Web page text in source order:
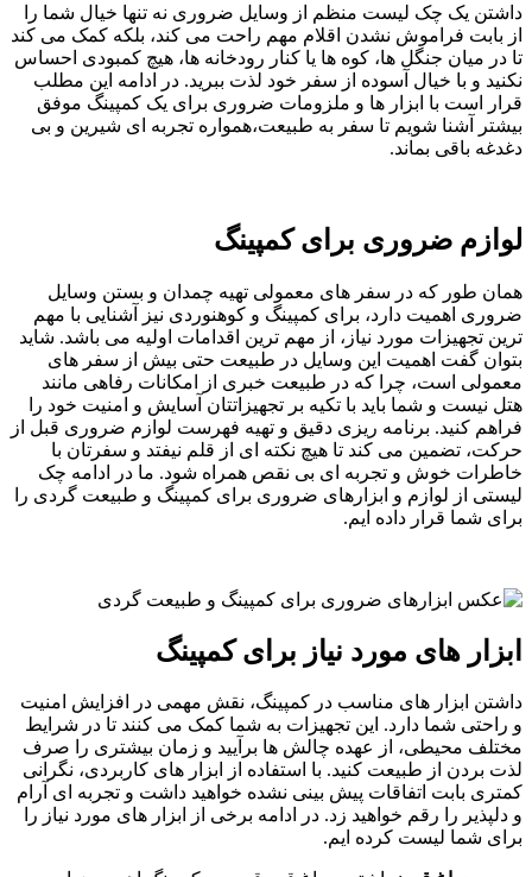
داشتن یک چک ‌لیست منظم از وسایل ضروری نه تنها خیال شما را
از بابت فراموش نشدن اقلام مهم راحت می‌ کند، بلکه کمک می‌ کند
تا در میان جنگل ‌ها، کوه‌ ها یا کنار رودخانه ‌ها، هیچ کمبودی احساس
نکنید و با خیال آسوده از سفر خود لذت ببرید. در ادامه این مطلب
قرار است با ابزار ها و ملزومات ضروری برای یک کمپینگ موفق
بیشتر آشنا شویم تا سفر به طبیعت،همواره ‌تجربه ‌ای شیرین و بی
‌دغدغه باقی بماند.
لوازم ضروری برای کمپینگ
همان‌ طور که در سفر های معمولی تهیه چمدان و بستن وسایل
ضروری اهمیت دارد، برای کمپینگ و کوهنوردی نیز آشنایی با مهم
‌ترین تجهیزات مورد نیاز، از مهم ترین اقدامات اولیه می باشد. شاید
بتوان گفت اهمیت این وسایل در طبیعت حتی بیش از سفر های
معمولی است، چرا که در طبیعت خبری از امکانات رفاهی مانند
هتل نیست و شما باید با تکیه بر تجهیزاتتان آسایش و امنیت خود را
فراهم کنید. برنامه ‌ریزی دقیق و تهیه فهرست لوازم ضروری قبل از
حرکت، تضمین می ‌کند تا هیچ نکته‌ ای از قلم نیفتد و سفرتان با
خاطرات خوش و تجربه ‌ای بی ‌نقص همراه شود. ما در ادامه چک
لیستی از لوازم و ابزارهای ضروری برای کمپینگ و طبیعت گردی را
برای شما قرار داده ایم.
ابزار های مورد نیاز برای کمپینگ
داشتن ابزار های مناسب در کمپینگ، نقش مهمی در افزایش امنیت
و راحتی شما دارد. این تجهیزات به شما کمک می‌ کنند تا در شرایط
مختلف محیطی، از عهده چالش ‌ها برآیید و زمان بیشتری را صرف
لذت بردن از طبیعت کنید. با استفاده از ابزار های کاربردی، نگرانی
کمتری بابت اتفاقات پیش ‌بینی‌ نشده خواهید داشت و تجربه‌ ای آرام
و دلپذیر را رقم خواهید زد. در ادامه برخی از ابزار های مورد نیاز را
برای شما لیست کرده ایم.